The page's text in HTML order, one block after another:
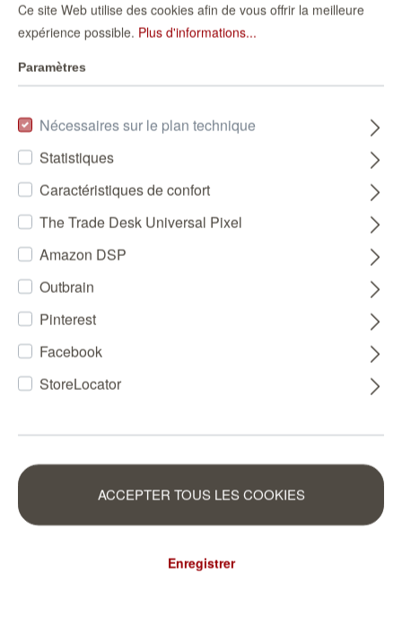
Ce site Web utilise des cookies afin de vous offrir la meilleure
expérience possible. Plus d'informations...
Paramètres
Nécessaires sur le plan technique
Statistiques
Caractéristiques de confort
The Trade Desk Universal Pixel
Amazon DSP
Outbrain
Pinterest
Facebook
StoreLocator
ACCEPTER TOUS LES COOKIES
Enregistrer